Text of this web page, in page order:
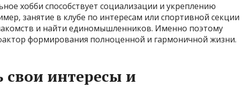
хобби способствует социализации и укреплению
занятие в клубе по интересам или спортивной секции
и найти единомышленников. Именно поэтому
формирования полноценной и гармоничной жизни.
свои интересы и